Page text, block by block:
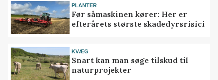
PLANTER
Før såmaskinen kører: Her er
efterårets største skadedyrsrisici
KVÆG
Snart kan man søge tilskud til
naturprojekter